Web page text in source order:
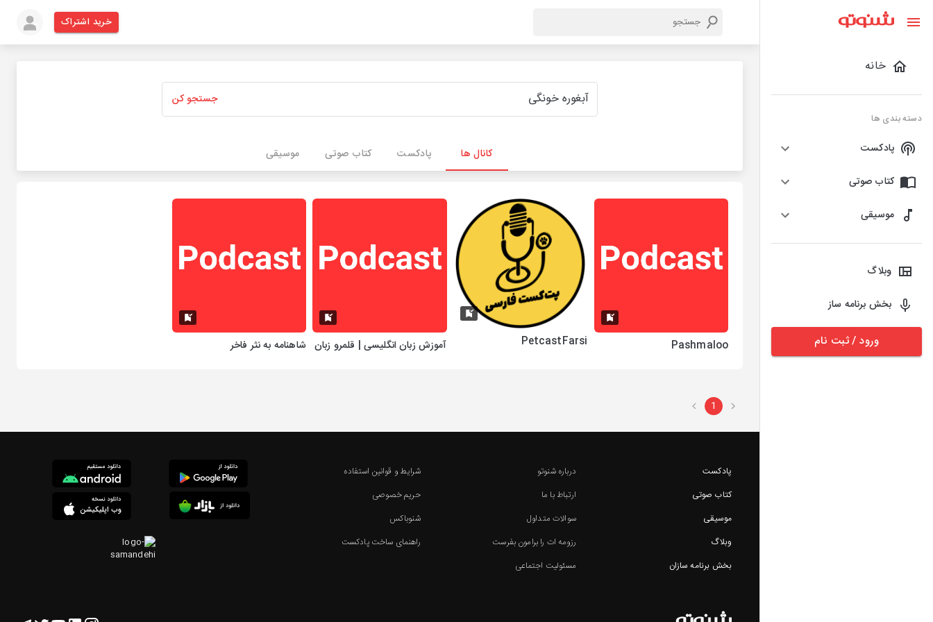
خانه
دسته بندی ها
پادکست
کتاب صوتی
موسیقی
وبلاگ
بخش برنامه ساز
ورود / ثبت نام
خرید اشتراک
جستجو کن
کانال ها پادکست کتاب صوتی موسیقی
Pashmaloo
PetcastFarsi آموزش زبان انگلیسی | قلمرو زبان شاهنامه به نثر فاخر
1
پادکست
کتاب صوتی
موسیقی
وبلاگ
بخش برنامه سازان
درباره شنوتو
ارتباط با ما
سوالات متداول
رزومه ات را برامون بفرست
مسئولیت اجتماعی
شرایط و قوانین استفاده
حریم خصوصی
شنوباکس
راهنمای ساخت پادکست